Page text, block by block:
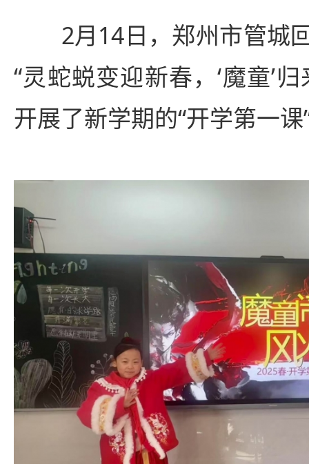
2月14日，郑州市管城
“灵蛇蜕变迎新春，‘魔童’
开展了新学期的“开学第一课